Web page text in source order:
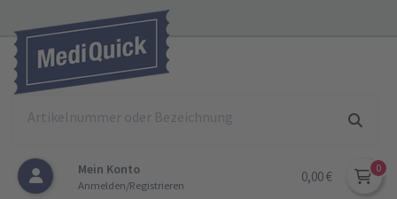
Mein Konto
Anmelden/Registrieren
0,00 €